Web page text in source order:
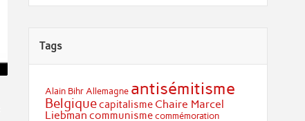
Tags
Alain Bihr Allemagne antisémitisme
Belgiquecapitalisme Chaire Marcel
Liebman communisme commémoration